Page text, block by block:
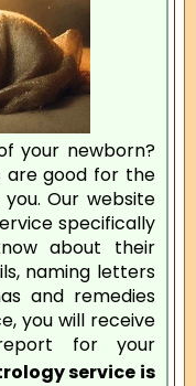
your newborn?
are good for the
Our website
specifically
about their
naming letters
and remedies
you will receive
for your
service is